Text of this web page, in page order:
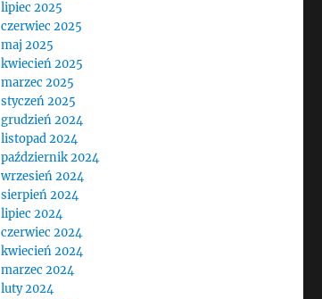
lipiec 2025
czerwiec 2025
maj 2025
kwiecień 2025
marzec 2025
styczeń 2025
grudzień 2024
listopad 2024
październik 2024
wrzesień 2024
sierpień 2024
lipiec 2024
czerwiec 2024
kwiecień 2024
marzec 2024
luty 2024